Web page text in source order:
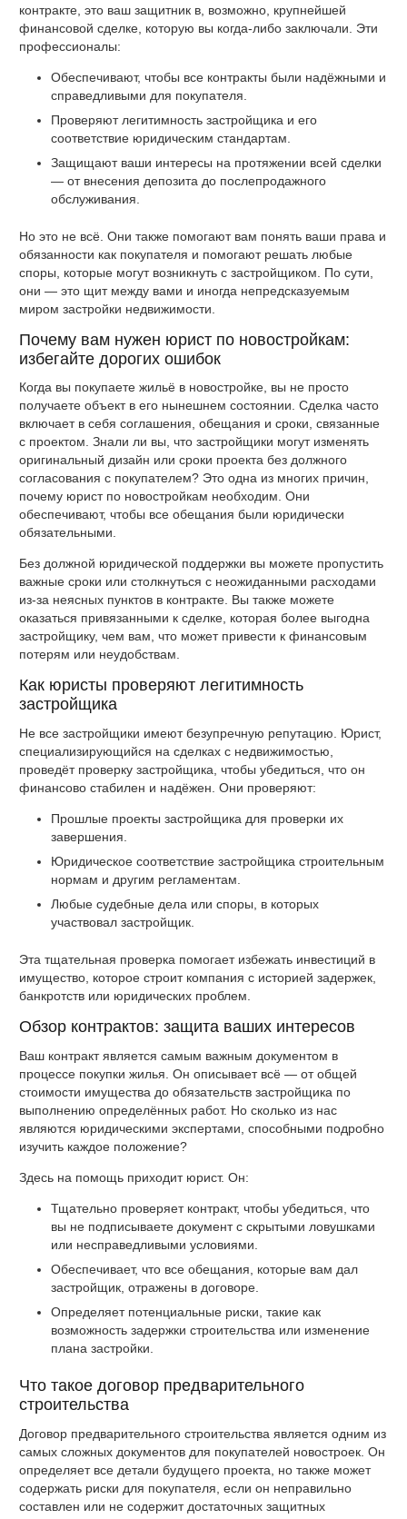
контракте, это ваш защитник в, возможно, крупнейшей
финансовой сделке, которую вы когда-либо заключали. Эти
профессионалы:
Обеспечивают, чтобы все контракты были надёжными и
справедливыми для покупателя.
Проверяют легитимность застройщика и его
соответствие юридическим стандартам.
Защищают ваши интересы на протяжении всей сделки
— от внесения депозита до послепродажного
обслуживания.
Но это не всё. Они также помогают вам понять ваши права и
обязанности как покупателя и помогают решать любые
споры, которые могут возникнуть с застройщиком. По сути,
они — это щит между вами и иногда непредсказуемым
миром застройки недвижимости.
Почему вам нужен юрист по новостройкам:
избегайте дорогих ошибок
Когда вы покупаете жильё в новостройке, вы не просто
получаете объект в его нынешнем состоянии. Сделка часто
включает в себя соглашения, обещания и сроки, связанные
с проектом. Знали ли вы, что застройщики могут изменять
оригинальный дизайн или сроки проекта без должного
согласования с покупателем? Это одна из многих причин,
почему юрист по новостройкам необходим. Они
обеспечивают, чтобы все обещания были юридически
обязательными.
Без должной юридической поддержки вы можете пропустить
важные сроки или столкнуться с неожиданными расходами
из-за неясных пунктов в контракте. Вы также можете
оказаться привязанными к сделке, которая более выгодна
застройщику, чем вам, что может привести к финансовым
потерям или неудобствам.
Как юристы проверяют легитимность
застройщика
Не все застройщики имеют безупречную репутацию. Юрист,
специализирующийся на сделках с недвижимостью,
проведёт проверку застройщика, чтобы убедиться, что он
финансово стабилен и надёжен. Они проверяют:
Прошлые проекты застройщика для проверки их
завершения.
Юридическое соответствие застройщика строительным
нормам и другим регламентам.
Любые судебные дела или споры, в которых
участвовал застройщик.
Эта тщательная проверка помогает избежать инвестиций в
имущество, которое строит компания с историей задержек,
банкротств или юридических проблем.
Обзор контрактов: защита ваших интересов
Ваш контракт является самым важным документом в
процессе покупки жилья. Он описывает всё — от общей
стоимости имущества до обязательств застройщика по
выполнению определённых работ. Но сколько из нас
являются юридическими экспертами, способными подробно
изучить каждое положение?
Здесь на помощь приходит юрист. Он:
Тщательно проверяет контракт, чтобы убедиться, что
вы не подписываете документ с скрытыми ловушками
или несправедливыми условиями.
Обеспечивает, что все обещания, которые вам дал
застройщик, отражены в договоре.
Определяет потенциальные риски, такие как
возможность задержки строительства или изменение
плана застройки.
Что такое договор предварительного
строительства
Договор предварительного строительства является одним из
самых сложных документов для покупателей новостроек. Он
определяет все детали будущего проекта, но также может
содержать риски для покупателя, если он неправильно
составлен или не содержит достаточных защитных